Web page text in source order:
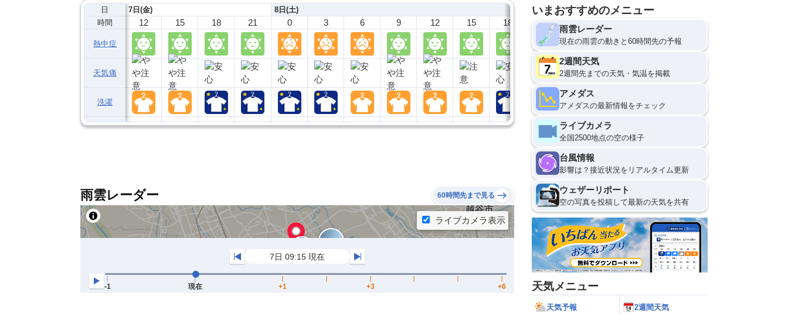
日
時間
熱中症
天気痛
洗濯
7日(金)
12 15 18 21
8日(土)
0 3 6 9 12 15 18 21
9日(日)
雨雲レーダー 60時間先まで見る
いまおすすめのメニュー
雨雲レーダー
現在の雨雲の動きと60時間先の予報
2週間天気
2週間先までの天気・気温を掲載
アメダス
アメダスの最新情報をチェック
ライブカメラ
全国2500地点の空の様子
台風情報
影響は？接近状況をリアルタイム更新
ウェザーリポート
空の写真を投稿して最新の天気を共有
天気メニュー
天気予報 2週間天気